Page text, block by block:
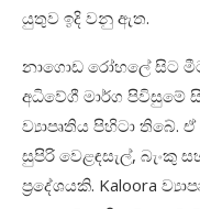
යුතුව ඉදි වනු ඇත.
නාගොඩ රෝහලේ සිට
අධිවේගී මාර්ග පිවිසුමේ
ව්‍යාපෘතිය පිහිටා තිබේ. ඒ
සුපිරි වෙළඳසැල්,
ප්‍රදේශයකි. Kaloora